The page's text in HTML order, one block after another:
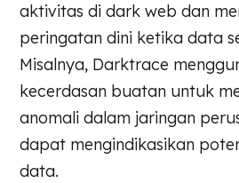
aktivitas di dark web dan
peringatan dini ketika data
Misalnya, Darktrace
kecerdasan buatan untuk
anomali dalam jaringan
dapat mengindikasikan
data.